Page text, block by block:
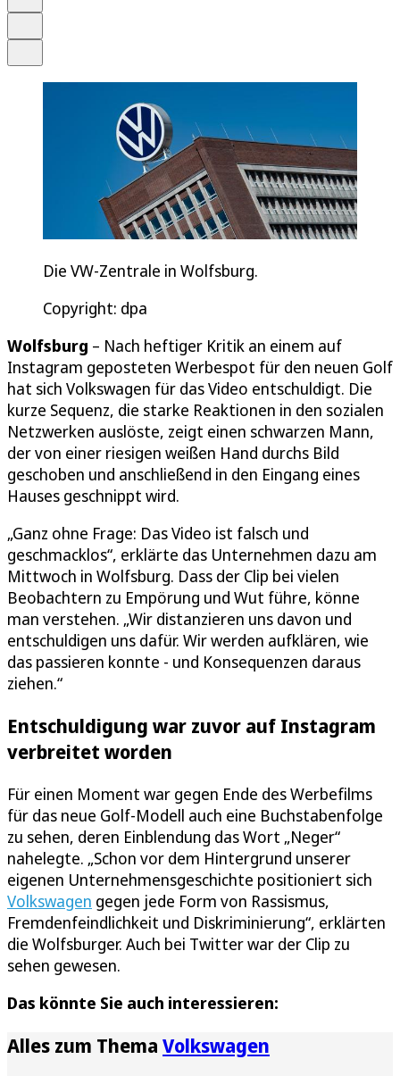
Die VW-Zentrale in Wolfsburg.
Copyright: dpa
Wolfsburg – Nach heftiger Kritik an einem auf
Instagram geposteten Werbespot für den neuen Golf
hat sich Volkswagen für das Video entschuldigt. Die
kurze Sequenz, die starke Reaktionen in den sozialen
Netzwerken auslöste, zeigt einen schwarzen Mann,
der von einer riesigen weißen Hand durchs Bild
geschoben und anschließend in den Eingang eines
Hauses geschnippt wird.
„Ganz ohne Frage: Das Video ist falsch und
geschmacklos“, erklärte das Unternehmen dazu am
Mittwoch in Wolfsburg. Dass der Clip bei vielen
Beobachtern zu Empörung und Wut führe, könne
man verstehen. „Wir distanzieren uns davon und
entschuldigen uns dafür. Wir werden aufklären, wie
das passieren konnte - und Konsequenzen daraus
ziehen.“
Entschuldigung war zuvor auf Instagram
verbreitet worden
Für einen Moment war gegen Ende des Werbefilms
für das neue Golf-Modell auch eine Buchstabenfolge
zu sehen, deren Einblendung das Wort „Neger“
nahelegte. „Schon vor dem Hintergrund unserer
eigenen Unternehmensgeschichte positioniert sich
Volkswagen gegen jede Form von Rassismus,
Fremdenfeindlichkeit und Diskriminierung“, erklärten
die Wolfsburger. Auch bei Twitter war der Clip zu
sehen gewesen.
Das könnte Sie auch interessieren:
Alles zum Thema Volkswagen